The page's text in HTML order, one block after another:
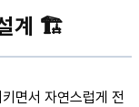
계 🏗️
면서 자연스럽게 전